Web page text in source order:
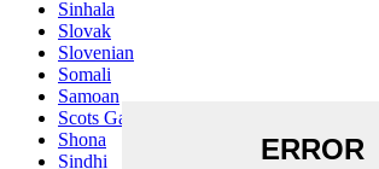
Sinhala
Slovak
Slovenian
Somali
Samoan
Scots Gaelic
Shona
Sindhi